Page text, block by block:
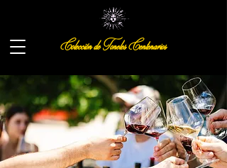
Colección de Toneles Centenarios